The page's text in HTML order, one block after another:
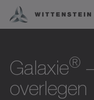
Galaxie®
overlegen